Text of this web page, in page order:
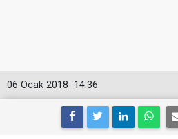
14:36
06 Ocak 2018